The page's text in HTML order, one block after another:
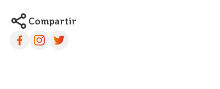
Compartir